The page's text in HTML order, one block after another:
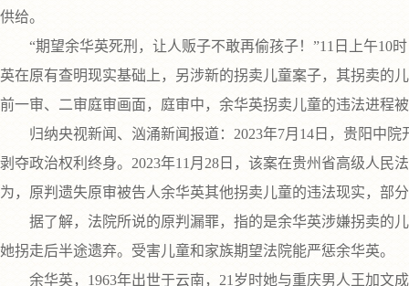
供给。
“期望余华英死刑，让人贩子不敢再偷孩子！”11日上午10
英在原有查明现实基础上，另涉新的拐卖儿童案子，其拐卖的
前一审、二审庭审画面，庭审中，余华英拐卖儿童的违法进程
归纳央视新闻、汹涌新闻报道：2023年7月14日，贵阳中院
剥夺政治权利终身。2023年11月28日，该案在贵州省高级人民
为，原判遗失原审被告人余华英其他拐卖儿童的违法现实，部
据了解，法院所说的原判漏罪，指的是余华英涉嫌拐卖的儿
她拐走后半途遗弃。受害儿童和家族期望法院能严惩余华英。
余华英，1963年出世于云南，21岁时她与重庆男人王加文